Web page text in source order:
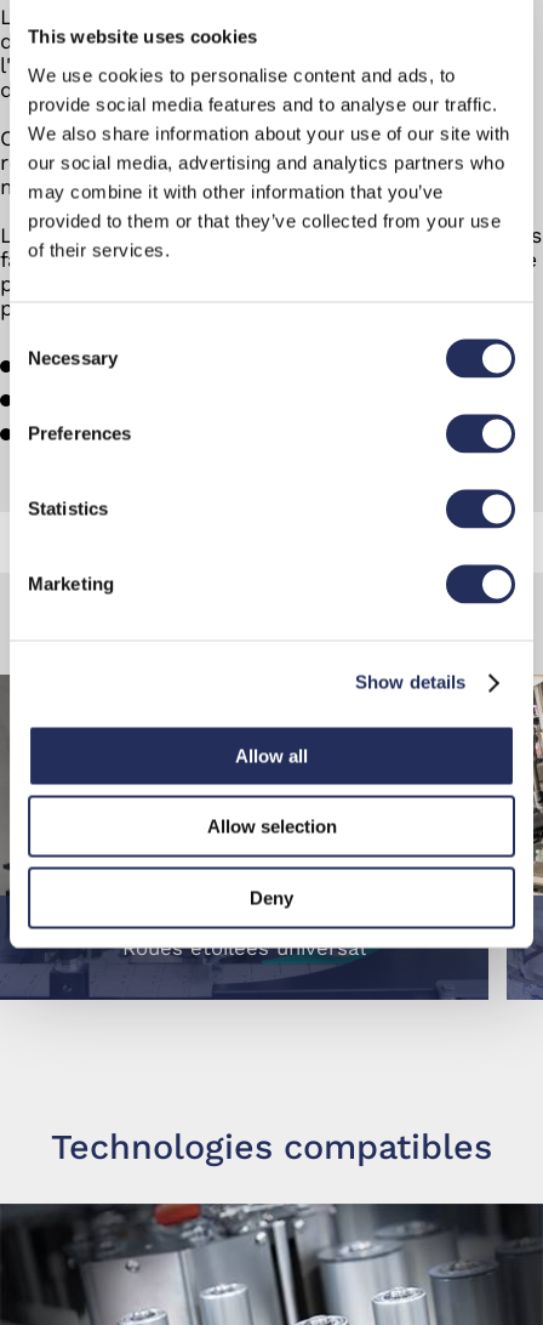
This website uses cookies
We use cookies to personalise content and ads, to
provide social media features and to analyse our traffic.
We also share information about your use of our site with
our social media, advertising and analytics partners who
may combine it with other information that you’ve
provided to them or that they’ve collected from your use
of their services.
Selection
Necessary
Preferences
Statistics
Marketing
Show details
Allow all
Allow selection
Deny
La possibilité de passer facilement d'un type
d'étiquetage à l'autre permet de s'adapter à
l'évolution des conditions de production sans
devoir investir dans des machines distinctes.
Cette polyvalence permet non seulement de
réduire les coûts d'exploitation, mais aussi de
mieux répondre à l'évolution des tendances.
Leur modularité en fait une solution idéale pour les
fabricants qui cherchent à obtenir un maximum de
précision et d'efficacité dans l'étiquetage de leurs
produits.
Modularité
Flexibilité
Roues étoilées universal
Technologies compatibles